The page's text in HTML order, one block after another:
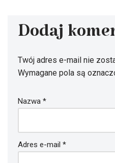
Dodaj
Twój adres e-mail nie
Wymagane pola są
Nazwa *
Adres e-mail *